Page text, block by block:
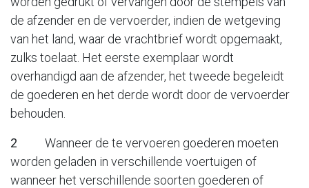
de afzender en de vervoerder, indien de wetgeving
van het land, waar de vrachtbrief wordt opgemaakt,
zulks toelaat. Het eerste exemplaar wordt
overhandigd aan de afzender, het tweede begeleidt
de goederen en het derde wordt door de vervoerder
behouden.
2
Wanneer de te vervoeren goederen moeten
worden geladen in verschillende voertuigen of
wanneer het verschillende soorten goederen of